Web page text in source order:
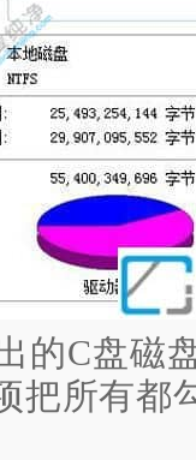
C盘磁
把所有都